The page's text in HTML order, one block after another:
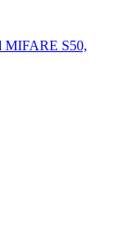
MIFARE S50,